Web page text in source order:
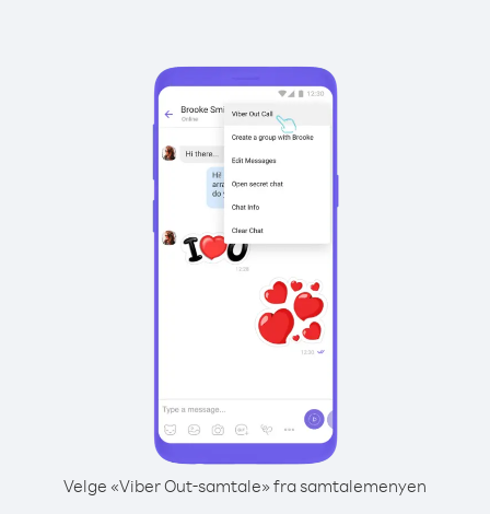
Velge «Viber Out-samtale» fra samtalemenyen